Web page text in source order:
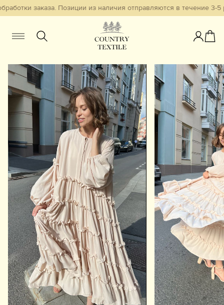
заказа. Позиции из наличия отправляются в течение 3-5
Женщинам МужчинамДетям
Смотреть всё Избранное
Новинки
В наличии
Бестселлеры
Одежда
Обувь
Аксессуары
Украшения